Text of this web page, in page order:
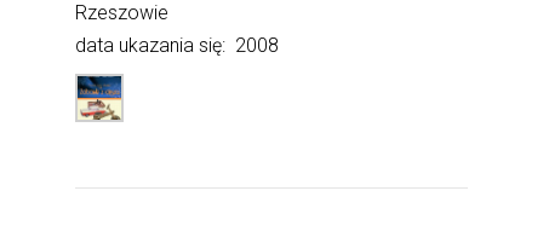
Rzeszowie
data ukazania się: 2008